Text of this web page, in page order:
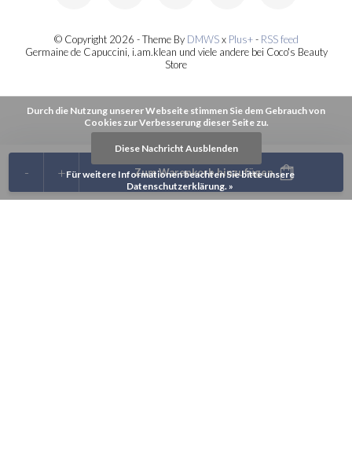
+
- Zum Warenkorb hinzufügen
© Copyright 2026 - Theme By DMWSx Plus+- RSS feed
Germaine de Capuccini, i.am.klean und viele andere bei Coco's Beauty
Store
Durch die Nutzung unserer Webseite stimmen Sie dem Gebrauch von
Cookies zur Verbesserung dieser Seite zu.
Diese Nachricht Ausblenden
Für weitere Informationen beachten Sie bitte unsere
Datenschutzerklärung. »